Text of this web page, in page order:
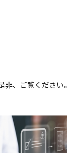
、ご覧ください。